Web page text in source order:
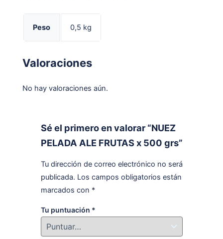
Peso 0,5 kg
Valoraciones
No hay valoraciones aún.
Sé el primero en valorar “NUEZ
PELADA ALE FRUTAS x 500 grs”
Tu dirección de correo electrónico no será
publicada. Los campos obligatorios están
marcados con *
Tu puntuación *